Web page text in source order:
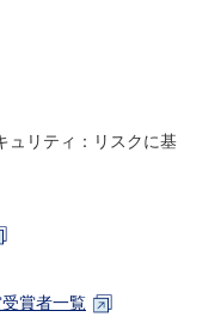
ュリティ：リスクに基
賞者一覧